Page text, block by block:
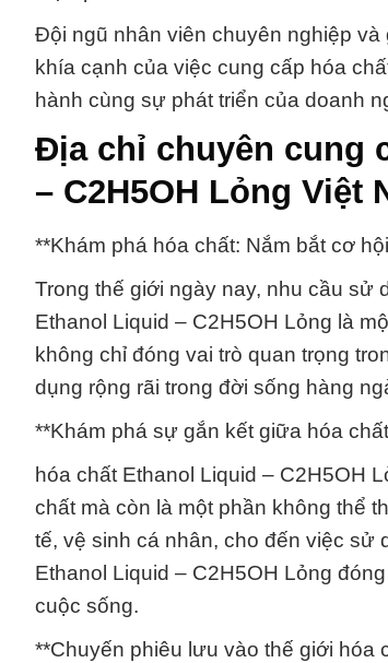
Đội ngũ nhân viên chuyên nghiệp
khía cạnh của việc cung cấp hóa
hành cùng sự phát triển của doanh
Địa chỉ chuyên cung
– C2H5OH Lỏng Việt
**Khám phá hóa chất: Nắm bắt cơ
Trong thế giới ngày nay, nhu cầu sử
Ethanol Liquid – C2H5OH Lỏng là
không chỉ đóng vai trò quan trọng
dụng rộng rãi trong đời sống hàng
**Khám phá sự gắn kết giữa hóa
hóa chất Ethanol Liquid – C2H5OH
chất mà còn là một phần không thể
tế, vệ sinh cá nhân, cho đến việc sử
Ethanol Liquid – C2H5OH Lỏng
cuộc sống.
**Chuyến phiêu lưu vào thế giới hóa